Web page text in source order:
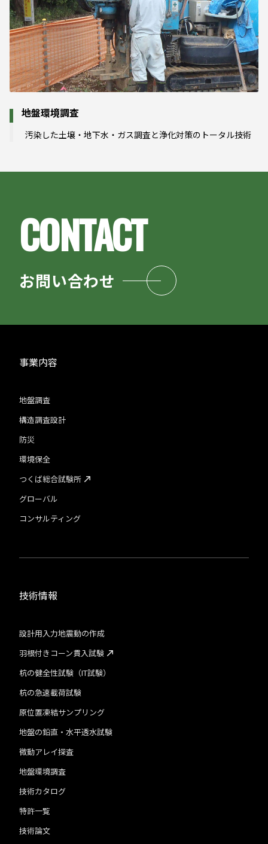
地盤環境調査
汚染した土壌・地下水・ガス調査と浄化対策のトータル技術
お問い合わせ
事業内容
地盤調査
構造調査設計
防災
環境保全
つくば総合試験所
グローバル
コンサルティング
技術情報
設計用入力地震動の作成
羽根付きコーン貫入試験
杭の健全性試験（IT試験）
杭の急速載荷試験
原位置凍結サンプリング
地盤の鉛直・水平透水試験
微動アレイ探査
地盤環境調査
技術カタログ
特許一覧
技術論文